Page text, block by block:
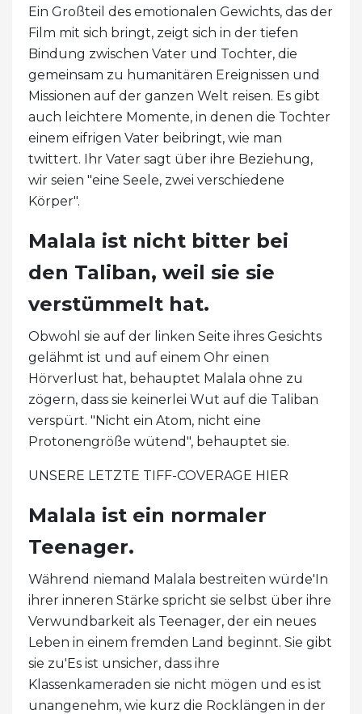
Ein Großteil des emotionalen Gewichts, das der
Film mit sich bringt, zeigt sich in der tiefen
Bindung zwischen Vater und Tochter, die
gemeinsam zu humanitären Ereignissen und
Missionen auf der ganzen Welt reisen. Es gibt
auch leichtere Momente, in denen die Tochter
einem eifrigen Vater beibringt, wie man
twittert. Ihr Vater sagt über ihre Beziehung,
wir seien "eine Seele, zwei verschiedene
Körper".
Malala ist nicht bitter bei
den Taliban, weil sie sie
verstümmelt hat.
Obwohl sie auf der linken Seite ihres Gesichts
gelähmt ist und auf einem Ohr einen
Hörverlust hat, behauptet Malala ohne zu
zögern, dass sie keinerlei Wut auf die Taliban
verspürt. "Nicht ein Atom, nicht eine
Protonengröße wütend", behauptet sie.
UNSERE LETZTE TIFF-COVERAGE HIER
Malala ist ein normaler
Teenager.
Während niemand Malala bestreiten würde'In
ihrer inneren Stärke spricht sie selbst über ihre
Verwundbarkeit als Teenager, der ein neues
Leben in einem fremden Land beginnt. Sie gibt
sie zu'Es ist unsicher, dass ihre
Klassenkameraden sie nicht mögen und es ist
unangenehm, wie kurz die Rocklängen in der